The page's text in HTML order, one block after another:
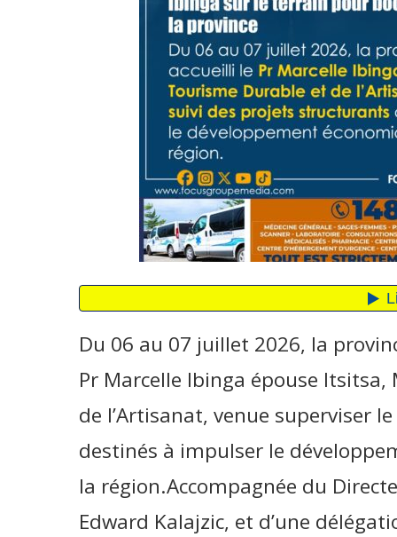
Du 06 au 07 juillet 2026, la
Pr Marcelle Ibinga épouse
de l’Artisanat, venue superviser
destinés à impulser le
la région.Accompagnée du
Edward Kalajzic, et d’une